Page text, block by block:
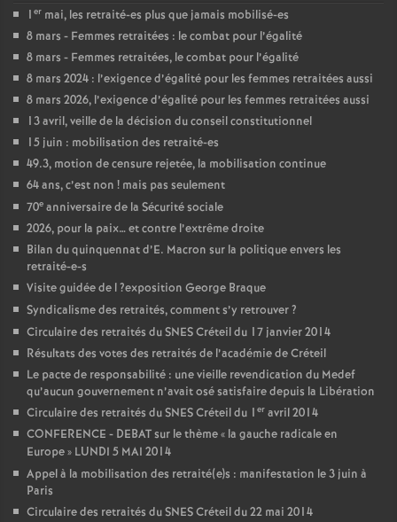
1 er mai, les retraité-es plus que jamais mobilisé-es
8 mars - Femmes retraitées : le combat pour l’égalité
8 mars - Femmes retraitées, le combat pour l’égalité
8 mars 2024 : l’exigence d’égalité pour les femmes retraitées aussi
8 mars 2026, l’exigence d’égalité pour les femmes retraitées aussi
13 avril, veille de la décision du conseil constitutionnel
15 juin : mobilisation des retraité-es
49.3, motion de censure rejetée, la mobilisation continue
64 ans, c’est non ! mais pas seulement
70e anniversaire de la Sécurité sociale
2026, pour la paix… et contre l’extrême droite
Bilan du quinquennat d’E. Macron sur la politique envers les
retraité-e-s
Visite guidée de l?exposition George Braque
Syndicalisme des retraités, comment s’y retrouver?
Circulaire des retraités duSNESCréteil du 17 janvier 2014
Résultats des votes des retraités de l’académie de Créteil
Le pacte de responsabilité : une vieille revendication du Medef
qu’aucun gouvernement n’avait osé satisfaire depuis la Libération
Circulaire des retraités duSNESCréteil du 1 er avril 2014
CONFERENCE - DEBATsur le thème « la gauche radicale en
Europe» LUNDI 5 MAI 2014
Appel à la mobilisation des retraité(e)s : manifestation le 3 juin à
Paris
Circulaire des retraités duSNESCréteil du 22 mai 2014